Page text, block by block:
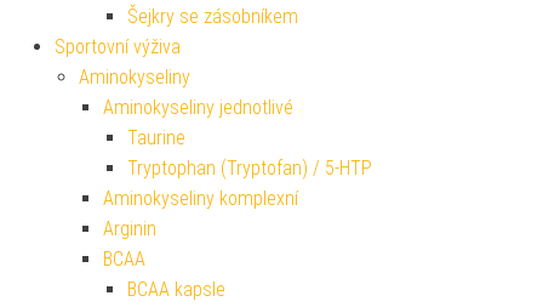
Šejkry se zásobníkem
Sportovní výživa
Aminokyseliny
Aminokyseliny jednotlivé
Taurine
Tryptophan (Tryptofan) / 5-HTP
Aminokyseliny komplexní
Arginin
BCAA
BCAA kapsle